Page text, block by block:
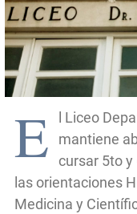
E
l Liceo
mantiene
cursar 5to
las orientaciones
Medicina y